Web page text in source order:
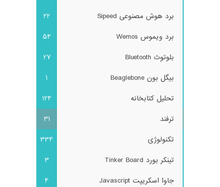
برد هوش مصنوعی Sipeed
22
برد ویموس Wemos
54
بلوتوث Bluetooth
27
بیگل بون Beaglebone
1
تحلیل کتابخانه
124
ترفند
31
تکنولوژی
334
تینکر بورد Tinker Board
3
جاوا اسکریپت Javascript
4